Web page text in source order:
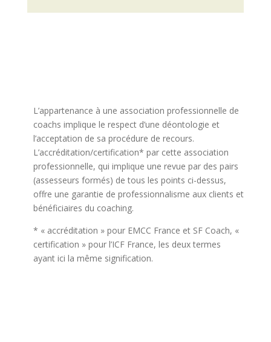
L’appartenance à une association professionnelle de
coachs implique le respect d’une déontologie et
l’acceptation de sa procédure de recours.
L’accréditation/certification* par cette association
professionnelle, qui implique une revue par des pairs
(assesseurs formés) de tous les points ci-dessus,
offre une garantie de professionnalisme aux clients et
bénéficiaires du coaching.
* « accréditation » pour EMCC France et SF Coach, «
certification » pour l’ICF France, les deux termes
ayant ici la même signification.